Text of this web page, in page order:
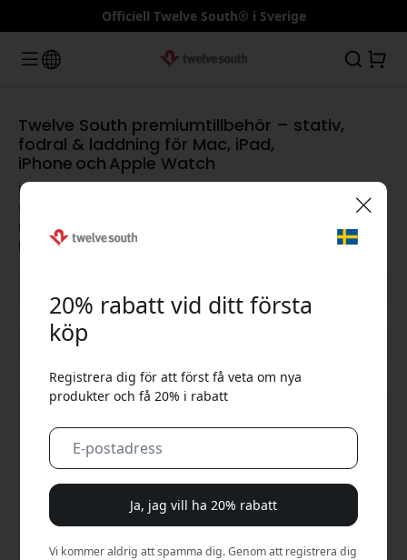
Officiell Twelve South® i Sverige
Twelve South premiumtillbehör – stativ,
fodral & laddning för Mac, iPad,
iPhone och Apple Watch
Upptäck prisbelönta MacBook‑stativ, eleganta iPhone‑fodral,
flexibla iPad‑stativ, smidiga Apple Watch‑band, kraftfulla
USB‑C‑hubbar och snabba Qi‑laddare – designade för att
lyfta varje Apple‑upplevelse och maximera din produktivitet.
20% rabatt vid ditt första
köp
Registrera dig för att först få veta om nya
produkter och få 20% i rabatt
Ja, jag vill ha 20% rabatt
Vi kommer aldrig att spamma dig. Genom att registrera dig
🎉 Din rabattkod:
Använd denna kod i kassan för att få 20% rabatt.